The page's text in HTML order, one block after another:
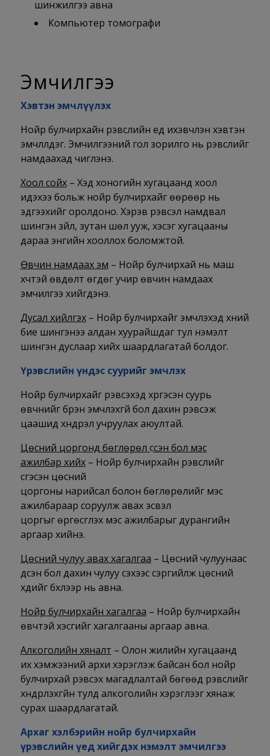
шинжилгээ авна
Компьютер томографи
Эмчилгээ
Хэвтэн эмчлүүлэх
Нойр булчирхайн үрэвслийн үед ихэвчлэн хэвтэн
эмчлүүлдэг. Эмчилгээний гол зорилго нь үрэвслийг
намдаахад чиглэнэ.
Хоол сойх– Хэд хоногийн хугацаанд хоол
идэхээ больж нойр булчирхайг өөрөөр нь
эдгээхийг оролдоно. Хэрэв үрэвсэл намдвал
шингэн зүйл, зутан шөл ууж, хэсэг хугацааны
дараа энгийн хооллох боломжтой.
Өвчин намдаах эм – Нойр булчирхай нь маш
хүчтэй өвдөлт өгдөг учир өвчин намдаах
эмчилгээ хийгдэнэ.
Дусал хийлгэх– Нойр булчирхайг эмчлэхэд хүний
бие шингэнээ алдан хуурайшдаг тул нэмэлт
шингэн дуслаар хийх шаардлагатай болдог.
Үрэвслийн үндэс суурийг эмчлэх
Нойр булчирхайг үрэвсэхэд хүргэсэн суурь
өвчнийг бүрэн эмчлэхгүй бол дахин үрэвсэж
цаашид хүндрэл учруулах аюултай.
Цөсний цоргонд бөглөрөл үүссэн бол мэс
ажилбар хийх– Нойр булчирхайн үрэвслийг
үүсгэсэн цөсний
цоргоны нарийсал болон бөглөрөлийг мэс
ажилбараар соруулж авах эсвэл
цоргыг өргөсгүүлэх мэс ажилбарыг дурангийн
аргаар хийнэ.
Цөсний чулуу авах хагалгаа – Цөсний чулуунаас
үүдсэн бол дахин чулуу үүсэхээс сэргийлж цөсний
хүүдийг бүхлээр нь авна.
Нойр булчирхайн хагалгаа – Нойр булчирхайн
өвчтэй хэсгийг хагалгааны аргаар авна.
Алкоголийн хяналт – Олон жилийн хугацаанд
их хэмжээний архи хэрэглэж байсан бол нойр
булчирхай үрэвсэх магадлалтай бөгөөд үрэвслийг
хүндрүүлэхгүйн тулд алкоголийн хэрэглээг хянаж
сурах шаардлагатай.
Архаг хэлбэрийн нойр булчирхайн
үрэвслийн үед хийгдэх нэмэлт эмчилгээ